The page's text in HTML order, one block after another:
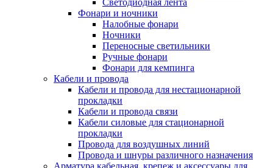
Светодиодная лента
Фонари и ночники
Налобные фонари
Ночники
Переносные светильники
Ручные фонари
Фонари для кемпинга
Кабели и провода
Кабели и провода для нестационарной
прокладки
Кабели и провода связи
Кабели силовые для стационарной
прокладки
Провода для воздушных линий
Провода и шнуры различного назначения
Арматура кабельная, крепеж и аксессуары для